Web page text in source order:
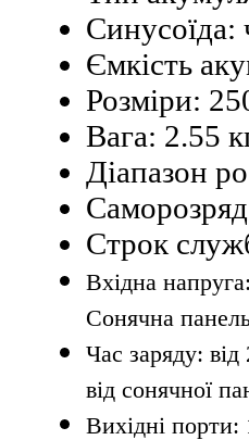
Синусоїда:
Ємкість
Розміри:
Вага: 2.55
Діапазон
Строк
Вхідна
Сонячна
Час заряду:
від сонячної
Вихідні